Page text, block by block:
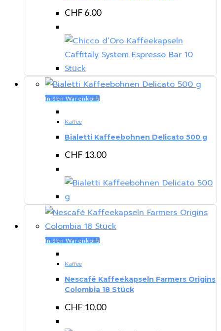
CHF 6.00
In den Warenkorb
Kaffee
Bialetti Kaffeebohnen Delicato 500 g
CHF 13.00
In den Warenkorb
Kaffee
Nescafé Kaffeekapseln Farmers Origins
Colombia 18 Stück
CHF 10.00